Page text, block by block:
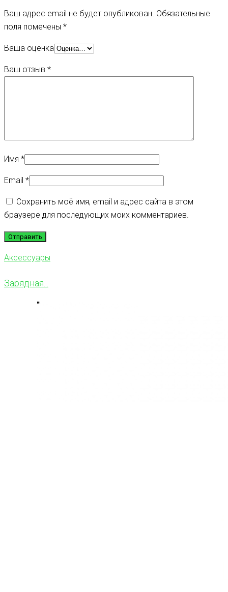
Ваш адрес email не будет опубликован. Обязательные
поля помечены *
Ваша оценка
Ваш отзыв *
Имя *
Email *
Сохранить моё имя, email и адрес сайта в этом
браузере для последующих моих комментариев.
Аксессуары
Зарядная...